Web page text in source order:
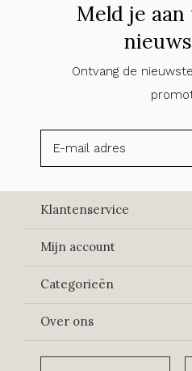
Meld je
Ontvang de
Klantenservice
Mijn account
Categorieën
Over ons